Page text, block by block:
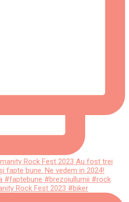
Rock Fest 2023 #biker